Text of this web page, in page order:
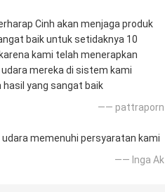
Cinh akan menjaga produk
baik untuk setidaknya 10
kami telah menerapkan
mereka di sistem kami
hasil yang sangat baik
—— pattraporn
udara memenuhi persyaratan kami
—— Inga Ak